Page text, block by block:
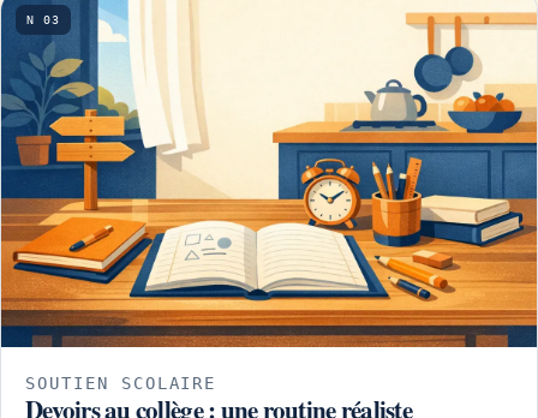
N 03
SOUTIEN SCOLAIRE
Devoirs au collège : une routine réaliste